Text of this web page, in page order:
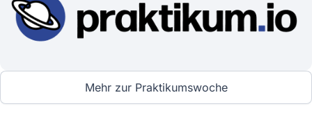
Mehr zur Praktikumswoche